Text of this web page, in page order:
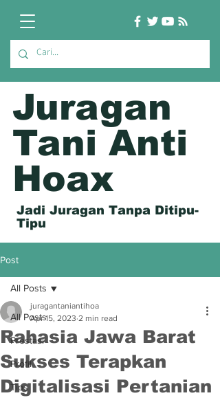
Juragan
Tani Anti
Hoax
Jadi Juragan Tanpa Ditipu-
Tipu
Post
All Posts
Prestasi
Profil
Tips
All Posts
Rahasia Jawa Barat
Sukses Terapkan
Digitalisasi Pertanian
juragantaniantihoa
Apr 15, 2023 2 min read